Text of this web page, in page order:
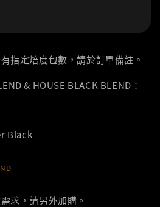
指定焙度包數，請於訂單備註。
& HOUSE BLACK BLEND：
Black
求，請另外加購。